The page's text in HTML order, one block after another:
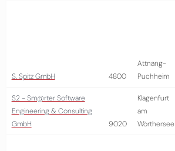
S. Spitz GmbH 4800
Attnang-
Puchheim
S2 - Sm@rter Software
Engineering & Consulting
GmbH
9020
Klagenfurt
am
Wörthersee